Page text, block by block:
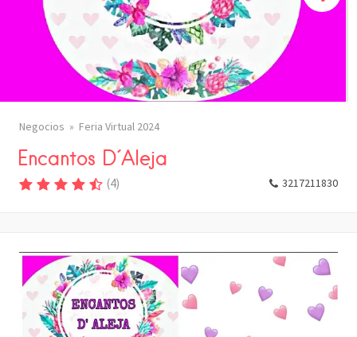
Negocios Feria Virtual 2024
Encantos D´Aleja
(4) 3217211830